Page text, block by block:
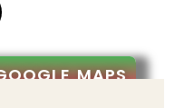
MAPS